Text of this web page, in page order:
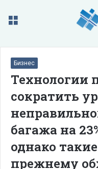
Меню
Бизнес
Технологии
сократить
багажа на
однако
прежнему